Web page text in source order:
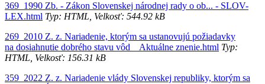
369_1990 Zb. - Zákon Slovenskej národnej rady o ob... - SLOV-
LEX.html Typ: HTML, Velkosť: 544.92 kB
269_2010 Z. z. Nariadenie, ktorým sa ustanovujú požiadavky
na dosiahnutie dobrého stavu vôd _ Aktuálne znenie.html Typ:
HTML, Velkosť: 156.31 kB
359_2022 Z. z. Nariadenie vlády Slovenskej republiky, ktorým sa